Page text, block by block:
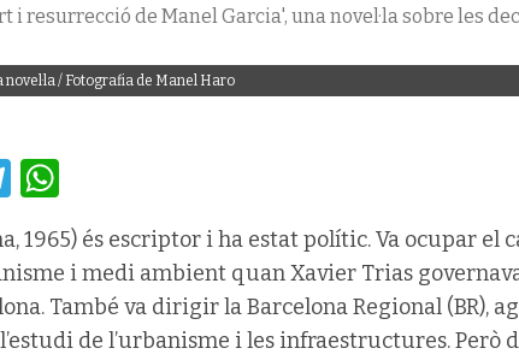
i resurrecció de Manel Garcia', una novel·la sobre les
/ Fotografia de Manel Haro
Telegram
1965) és escriptor i ha estat polític. Va ocupar el
i medi ambient quan Xavier Trias
També va dirigir la Barcelona Regional (BR),
de l’urbanisme i les infraestructures. Però